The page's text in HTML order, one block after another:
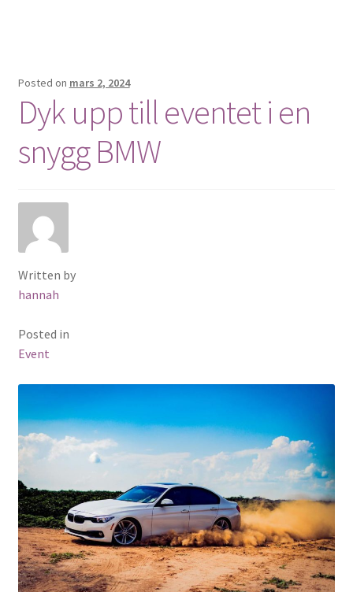
Posted on mars 2, 2024
Dyk upp till eventet i en
snygg BMW
Written by
hannah
Posted in
Event